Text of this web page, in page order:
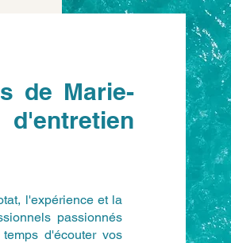
de Marie-
l'expérience et la
passionnés
d'écouter vos